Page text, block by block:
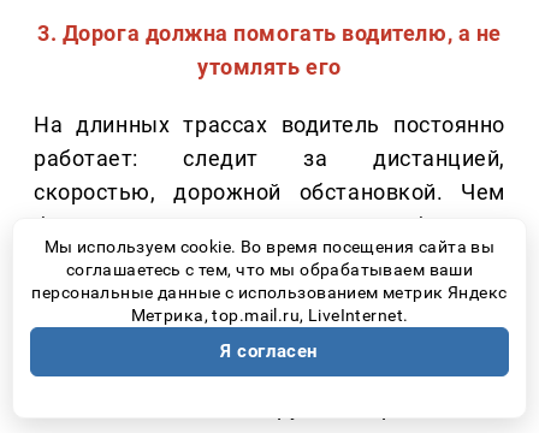
3. Дорога должна помогать водителю, а не
утомлять его
На длинных трассах водитель постоянно
работает: следит за дистанцией,
скоростью, дорожной обстановкой. Чем
больше электронных помощников берет на
себя часть этих задач, тем спокойнее
проходит поездка.
Сегодня особенно полезными становятся:
Мы используем cookie. Во время посещения сайта вы
соглашаетесь с тем, что мы обрабатываем ваши
персональные данные с использованием метрик Яндекс
Метрика, top.mail.ru, LiveInternet.
Я согласен